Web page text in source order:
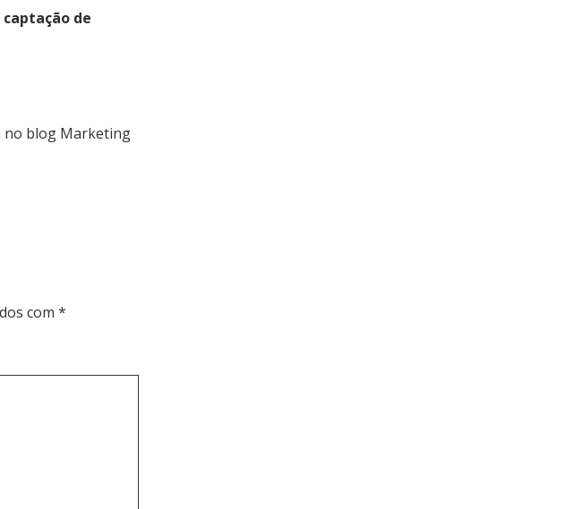
de
no blog Marketing
com *